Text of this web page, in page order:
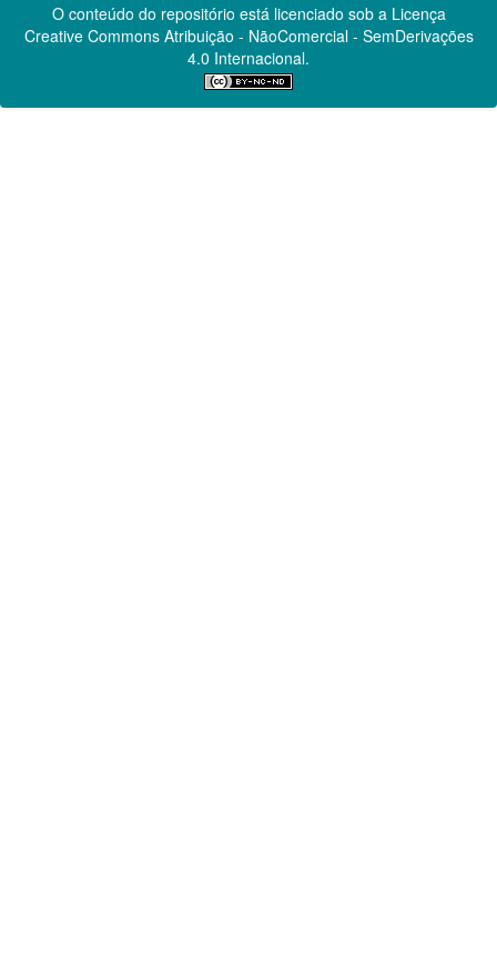
O conteúdo do repositório está licenciado sob a Licença
Creative CommonsAtribuição - NãoComercial - SemDerivações
4.0 Internacional.